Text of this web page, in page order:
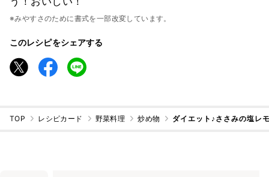
※みやすさのために書式を一部改変しています。
このレシピをシェアする
TOP レシピカード 野菜料理 炒め物 ダイエット♪ささみの塩レ